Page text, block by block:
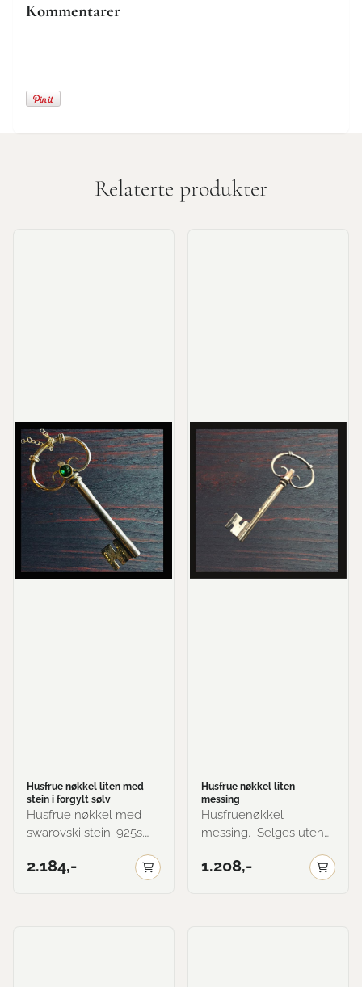
Kommentarer
Relaterte produkter
Husfrue nøkkel liten med
stein i forgylt sølv
Husfrue nøkkel med
swarovski stein. 925s.
et lag 585 gull. Leveres
2.184,-
Husfrue nøkkel liten
messing
Husfruenøkkel i
messing. Selges uten
velges som tillegg på
1.208,-